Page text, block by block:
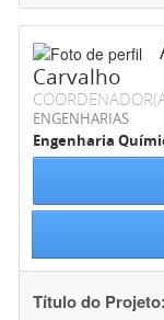
Carvalho
ENGENHARIAS
Engenharia
Título do Projeto: